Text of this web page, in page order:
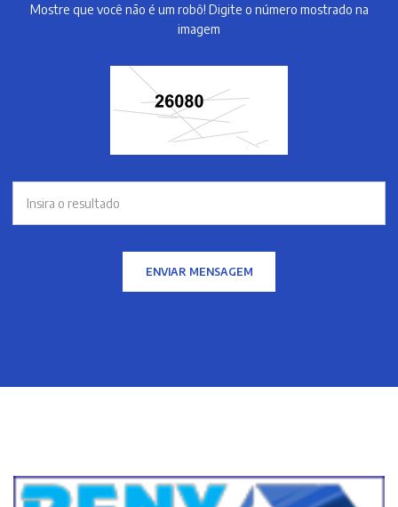
Mostre que você não é um robô! Digite o número mostrado na
imagem
ENVIAR MENSAGEM